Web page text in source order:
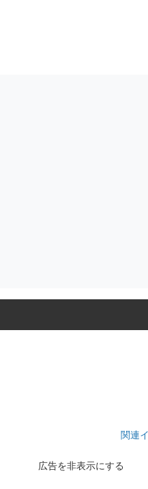
関連
広告を非表示にする